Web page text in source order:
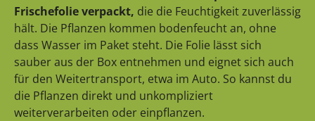
Frischefolie verpackt, die die Feuchtigkeit zuverlässig
hält. Die Pflanzen kommen bodenfeucht an, ohne
dass Wasser im Paket steht. Die Folie lässt sich
sauber aus der Box entnehmen und eignet sich auch
für den Weitertransport, etwa im Auto. So kannst du
die Pflanzen direkt und unkompliziert
weiterverarbeiten oder einpflanzen.